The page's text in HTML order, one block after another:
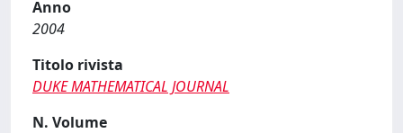
Anno
2004
Titolo rivista
DUKE MATHEMATICAL JOURNAL
N. Volume